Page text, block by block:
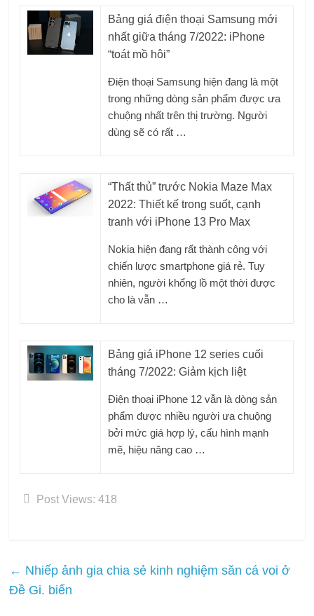
Bảng giá điện thoại Samsung mới
nhất giữa tháng 7/2022: iPhone
“toát mồ hôi”
Điện thoại Samsung hiện đang là một
trong những dòng sản phẩm được ưa
chuộng nhất trên thị trường. Người
dùng sẽ có rất …
“Thất thủ” trước Nokia Maze Max
2022: Thiết kế trong suốt, cạnh
tranh với iPhone 13 Pro Max
Nokia hiện đang rất thành công với
chiến lược smartphone giá rẻ. Tuy
nhiên, người khổng lồ một thời được
cho là vẫn …
Bảng giá iPhone 12 series cuối
tháng 7/2022: Giảm kịch liệt
Điện thoại iPhone 12 vẫn là dòng sản
phẩm được nhiều người ưa chuộng
bởi mức giá hợp lý, cấu hình mạnh
mẽ, hiệu năng cao …
Post Views: 418
← Nhiếp ảnh gia chia sẻ kinh nghiệm săn cá voi ở
Đề Gi. biển